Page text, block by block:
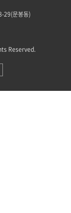
29(문봉동)
Reserved.